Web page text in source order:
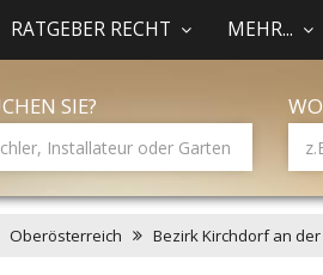
RATGEBER RECHT MEHR...
SIE?
Oberösterreich Bezirk Kirchdorf an